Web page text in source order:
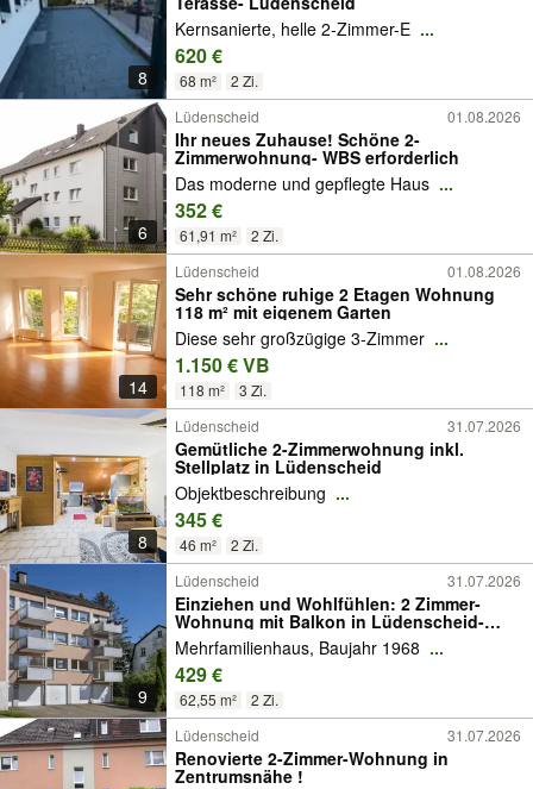
8
Kernsanierte, helle 2-Zimmer-E ...
620 €
68 m² 2 Zi.
6
Lüdenscheid 01.08.2026
Ihr neues Zuhause! Schöne 2-
Zimmerwohnung- WBS erforderlich
Das moderne und gepflegte Haus ...
352 €
61,91 m² 2 Zi.
14
Lüdenscheid 01.08.2026
Sehr schöne ruhige 2 Etagen Wohnung
118 m² mit eigenem Garten
Diese sehr großzügige 3-Zimmer ...
1.150 € VB
118 m² 3 Zi.
8
Lüdenscheid 31.07.2026
Gemütliche 2-Zimmerwohnung inkl.
Stellplatz in Lüdenscheid
Objektbeschreibung ...
345 €
46 m² 2 Zi.
9
Lüdenscheid 31.07.2026
Einziehen und Wohlfühlen: 2 Zimmer-
Wohnung mit Balkon in Lüdenscheid-
Brügge!
Mehrfamilienhaus, Baujahr 1968 ...
429 €
62,55 m² 2 Zi.
Lüdenscheid 31.07.2026
Renovierte 2-Zimmer-Wohnung in
Zentrumsnähe !